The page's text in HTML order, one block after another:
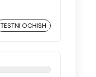
TESTNI OCHISH